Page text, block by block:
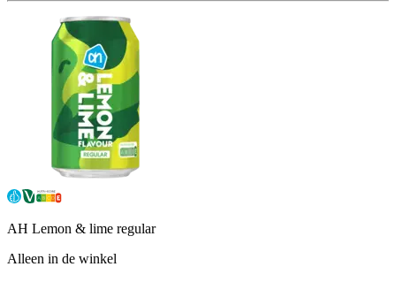
AH Lemon & lime regular
Alleen in de winkel